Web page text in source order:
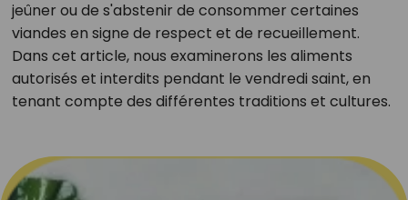
jeûner ou de s'abstenir de consommer certaines
viandes en signe de respect et de recueillement.
Dans cet article, nous examinerons les aliments
autorisés et interdits pendant le vendredi saint, en
tenant compte des différentes traditions et cultures.